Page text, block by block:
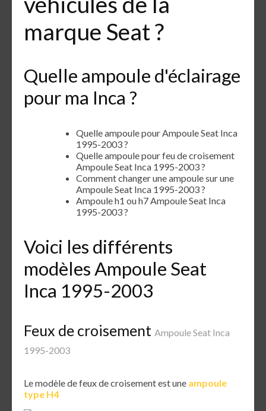
marque Seat ?
Quelle ampoule d'éclairage
pour ma Inca ?
Quelle ampoule pour Ampoule Seat Inca
1995-2003 ?
Quelle ampoule pour feu de croisement
Ampoule Seat Inca 1995-2003 ?
Comment changer une ampoule sur une
Ampoule Seat Inca 1995-2003 ?
Ampoule h1 ou h7 Ampoule Seat Inca
1995-2003 ?
Voici les différents
modèles Ampoule Seat
Inca 1995-2003
Feux de croisement Ampoule Seat Inca
1995-2003
Le modèle de feux de croisement est une ampoule
type H4